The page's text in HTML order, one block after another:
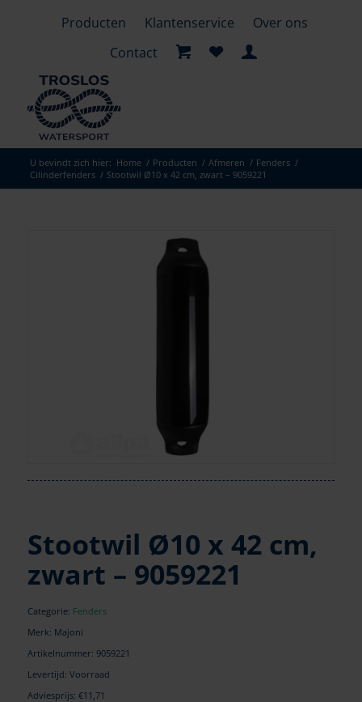
Producten Klantenservice
Over ons
Contact
U bevindt zich hier: Home / Producten / Afmeren / Fenders /
Cilinderfenders / Stootwil Ø10 x 42 cm, zwart – 9059221
Stootwil Ø10 x 42 cm,
zwart – 9059221
Categorie: Fenders
Merk: Majoni
Artikelnummer: 9059221
Levertijd: Voorraad
Adviesprijs: €11,71